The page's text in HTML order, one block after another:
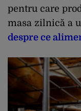
pentru care
masa zilnică a
despre ce